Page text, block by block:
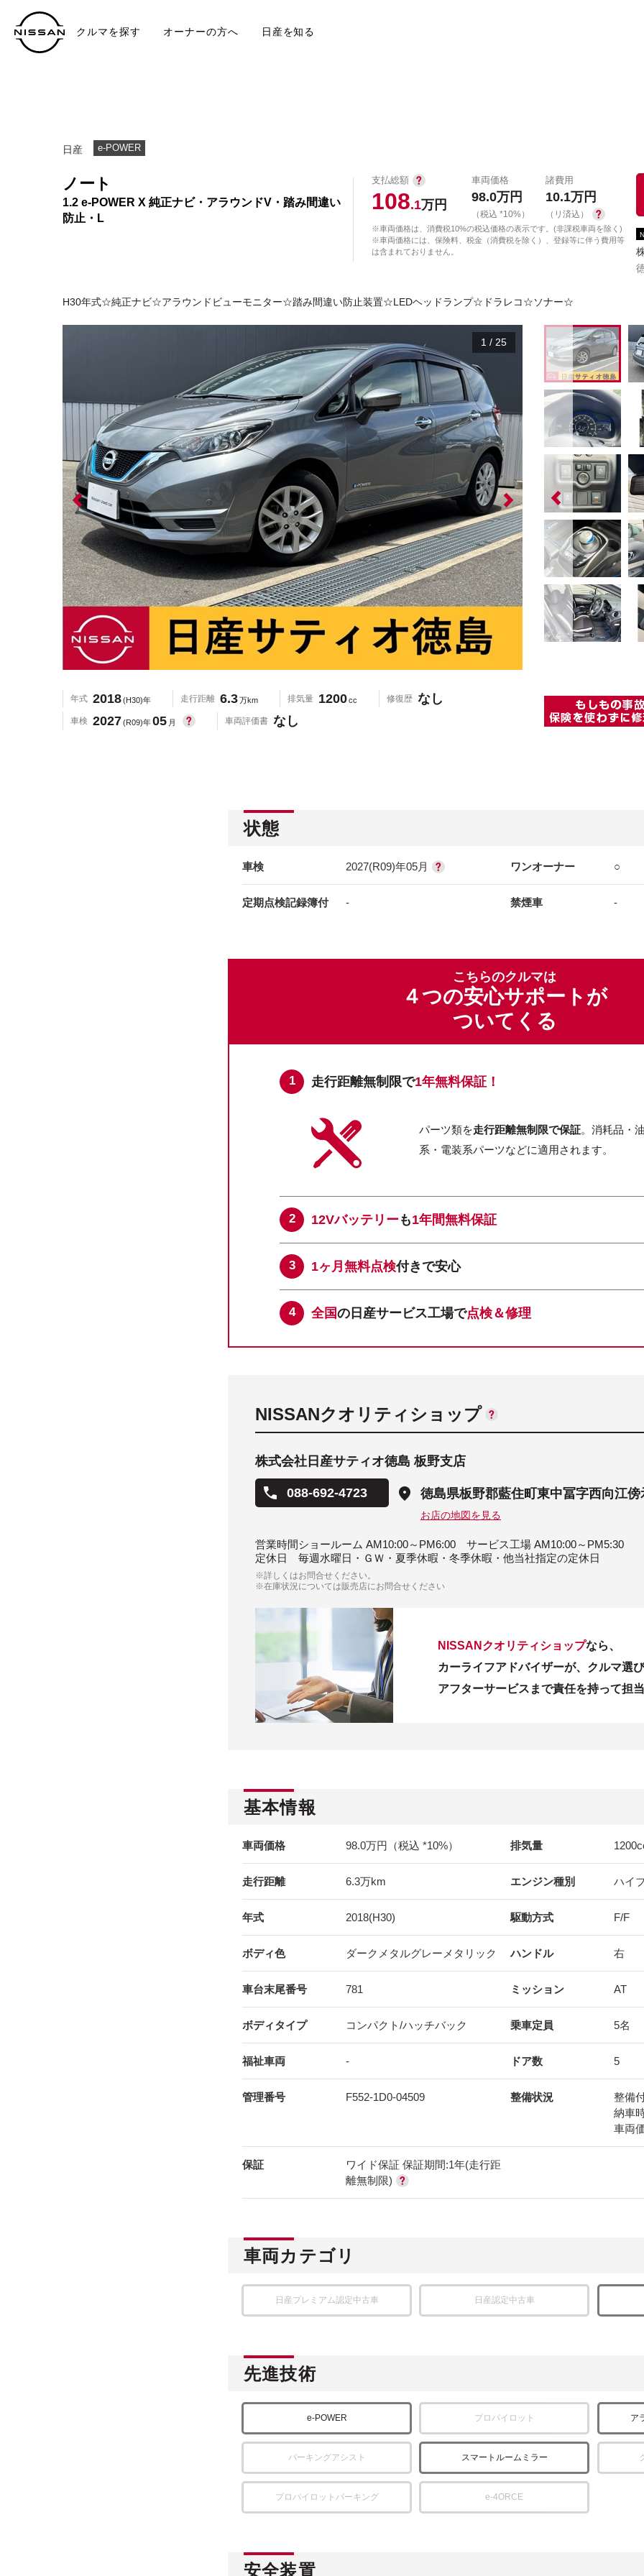
クルマを探す オーナーの方へ 日産を知る
日産 e-POWER
ノート
1.2 e-POWER X 純正ナビ・アラウンドV・踏み間違い
防止・L
支払総額
108.1万円
車両価格
98.0万円
（税込 *10%）
諸費用
10.1万円
（リ済込）
※車両価格は、消費税10%の税込価格の表示です。(非課税車両を除く)
※車両価格には、保険料、税金（消費税を除く）、登録等に伴う費用等
は含まれておりません。
H30年式☆純正ナビ☆アラウンドビューモニター☆踏み間違い防止装置☆LEDヘッドランプ☆ドラレコ☆ソナー☆
1 / 25
年式 2018(H30)年 走行距離 6.3万km 排気量 1200cc 修復歴 なし
車検 2027(R09)年05 月 車両評価書 なし
状態
車検 2027(R09)年05月 ワンオーナー ○
定期点検記録簿付 - 禁煙車 -
こちらのクルマは
４つの安心サポートが
ついてくる
走行距離無制限で1年無料保証！
パーツ類を走行距離無制限で保証。消耗品・
系・電装系パーツなどに適用されます。
12Vバッテリーも1年間無料保証
1ヶ月無料点検付きで安心
全国の日産サービス工場で点検＆修理
NISSANクオリティショップ
株式会社日産サティオ徳島 板野支店
088-692-4723 徳島県板野郡藍住町東中冨字西向江傍
お店の地図を見る
営業時間ショールーム AM10:00～PM6:00 サービス工場 AM10:00～PM5:30
定休日
毎週水曜日・ＧＷ・夏季休暇・冬季休暇・他当社指定の定休日
※詳しくはお問合せください。
※在庫状況については販売店にお問合せください
NISSANクオリティショップなら、
カーライフアドバイザーが、クルマ選
アフターサービスまで責任を持って担
基本情報
車両価格 98.0万円（税込 *10%） 排気量 1200
走行距離 6.3万km エンジン種別 ハイ
年式 2018(H30) 駆動方式 F/F
ボディ色 ダークメタルグレーメタリック ハンドル 右
車台末尾番号 781 ミッション AT
ボディタイプ コンパクト/ハッチバック 乗車定員 5名
福祉車両 - ドア数 5
管理番号 F552-1D0-04509 整備状況
整備
納車
車両
保証
ワイド保証 保証期間:1年(走行距
離無制限)
車両カテゴリ
日産プレミアム認定中古車 日産認定中古車
先進技術
e-POWER プロパイロット ア
パーキングアシスト スマートルームミラー
プロパイロットパーキング e-4ORCE
安全装置